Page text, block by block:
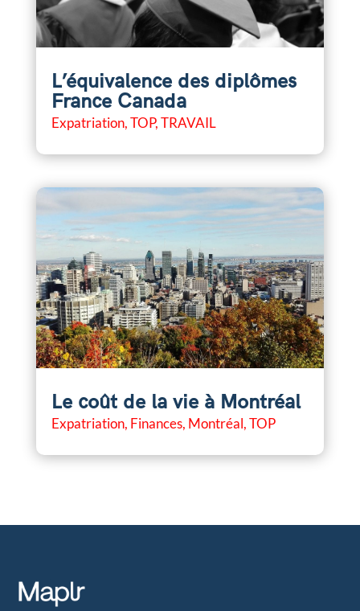
L’équivalence des diplômes
France Canada
Expatriation,TOP,TRAVAIL
Le coût de la vie à Montréal
Expatriation, Finances, Montréal,TOP